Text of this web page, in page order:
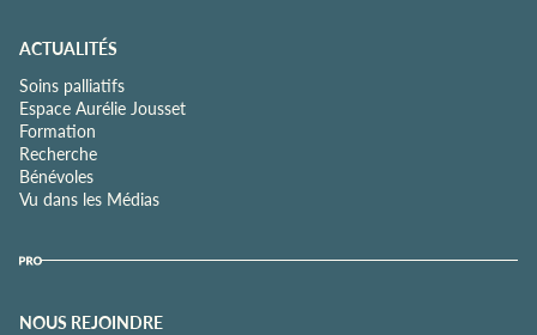
ACTUALITÉS
Soins palliatifs
Espace Aurélie Jousset
Formation
Recherche
Bénévoles
Vu dans les Médias
NOUS REJOINDRE